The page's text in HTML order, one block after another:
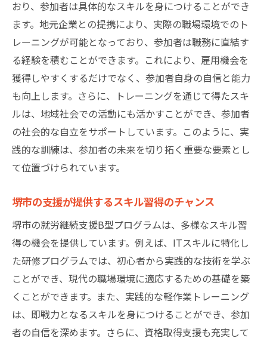
おり、参加者は具体的なスキルを身につけることができ
ます。地元企業との提携により、実際の職場環境でのト
レーニングが可能となっており、参加者は職務に直結す
る経験を積むことができます。これにより、雇用機会を
獲得しやすくするだけでなく、参加者自身の自信と能力
も向上します。さらに、トレーニングを通じて得たスキ
ルは、地域社会での活動にも活かすことができ、参加者
の社会的な自立をサポートしています。このように、実
践的な訓練は、参加者の未来を切り拓く重要な要素とし
て位置づけられています。
堺市の支援が提供するスキル習得のチャンス
堺市の就労継続支援B型プログラムは、多様なスキル習
得の機会を提供しています。例えば、ITスキルに特化し
た研修プログラムでは、初心者から実践的な技術を学ぶ
ことができ、現代の職場環境に適応するための基礎を築
くことができます。また、実践的な軽作業トレーニング
は、即戦力となるスキルを身につけることができ、参加
者の自信を深めます。さらに、資格取得支援も充実して